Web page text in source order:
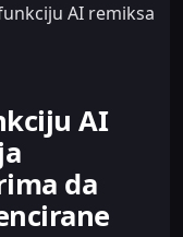
AI remiksa
AI
da